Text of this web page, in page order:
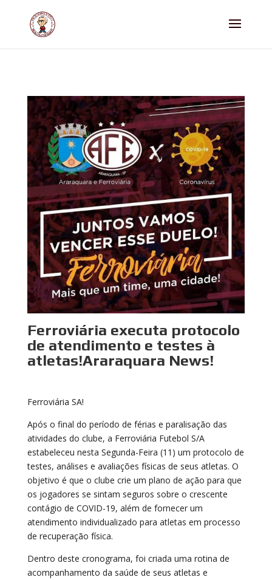
Ferroviária executa protocolo
de atendimento e testes à
atletas!Araraquara News!
Ferroviária SA!
Após o final do período de férias e paralisação das
atividades do clube, a Ferroviária Futebol S/A
estabeleceu nesta Segunda-Feira (11) um protocolo de
testes, análises e avaliações físicas de seus atletas. O
objetivo é que o clube crie um plano de ação para que
os jogadores se sintam seguros sobre o crescente
contágio de COVID-19, além de fornecer um
atendimento individualizado para atletas em processo
de recuperação física.
Dentro deste cronograma, foi criada uma rotina de
acompanhamento da saúde de seus atletas e